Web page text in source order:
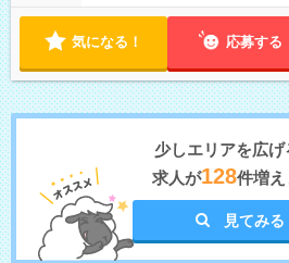
気になる！ 応募する
少しエリアを広げ
求人が128件増え
見てみる